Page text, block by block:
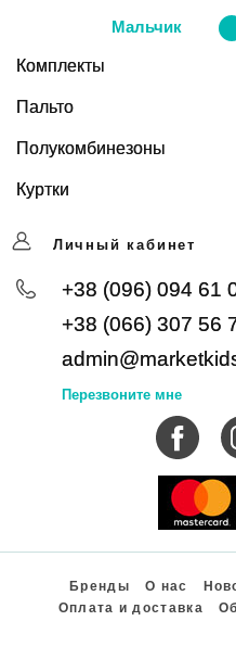
Мальчик
Комплекты
Пальто
Полукомбинезоны
Куртки
Личный кабинет
+38 (096) 094 61
+38 (066) 307 56
Перезвоните мне
Бренды О нас
Оплата и доставка